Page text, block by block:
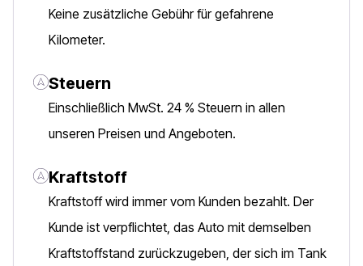
Keine zusätzliche Gebühr für gefahrene
Kilometer.
Steuern
Einschließlich MwSt. 24 % Steuern in allen
unseren Preisen und Angeboten.
Kraftstoff
Kraftstoff wird immer vom Kunden bezahlt. Der
Kunde ist verpflichtet, das Auto mit demselben
Kraftstoffstand zurückzugeben, der sich im Tank